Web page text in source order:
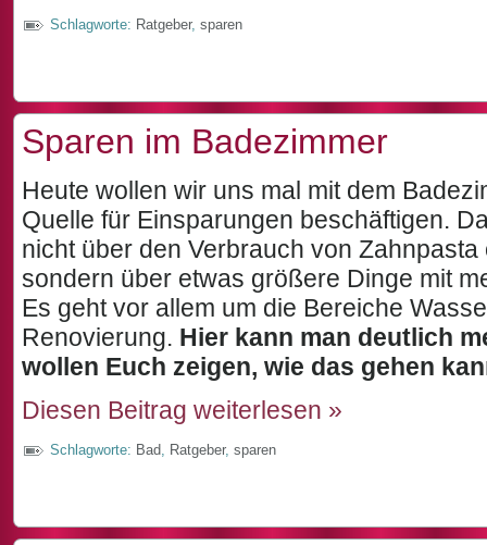
Schlagworte: Ratgeber, sparen
Sparen im Badezimmer
Heute wollen wir uns mal mit dem
Quelle für Einsparungen beschäftigen.
nicht über den Verbrauch von
sondern über etwas größere Dinge mit
Es geht vor allem um die Bereiche
Renovierung. Hier kann man deutlich
wollen Euch zeigen, wie das gehen
Diesen Beitrag weiterlesen »
Schlagworte: Bad, Ratgeber, sparen